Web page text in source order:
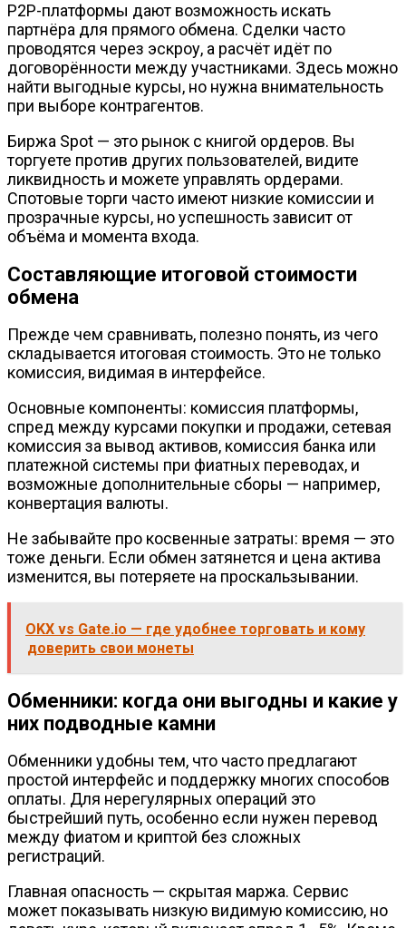
P2P-платформы дают возможность искать
партнёра для прямого обмена. Сделки часто
проводятся через эскроу, а расчёт идёт по
договорённости между участниками. Здесь можно
найти выгодные курсы, но нужна внимательность
при выборе контрагентов.
Биржа Spot — это рынок с книгой ордеров. Вы
торгуете против других пользователей, видите
ликвидность и можете управлять ордерами.
Спотовые торги часто имеют низкие комиссии и
прозрачные курсы, но успешность зависит от
объёма и момента входа.
Составляющие итоговой стоимости
обмена
Прежде чем сравнивать, полезно понять, из чего
складывается итоговая стоимость. Это не только
комиссия, видимая в интерфейсе.
Основные компоненты: комиссия платформы,
спред между курсами покупки и продажи, сетевая
комиссия за вывод активов, комиссия банка или
платежной системы при фиатных переводах, и
возможные дополнительные сборы — например,
конвертация валюты.
Не забывайте про косвенные затраты: время — это
тоже деньги. Если обмен затянется и цена актива
изменится, вы потеряете на проскальзывании.
OKX vs Gate.io — где удобнее торговать и кому
доверить свои монеты
Обменники: когда они выгодны и какие у
них подводные камни
Обменники удобны тем, что часто предлагают
простой интерфейс и поддержку многих способов
оплаты. Для нерегулярных операций это
быстрейший путь, особенно если нужен перевод
между фиатом и криптой без сложных
регистраций.
Главная опасность — скрытая маржа. Сервис
может показывать низкую видимую комиссию, но